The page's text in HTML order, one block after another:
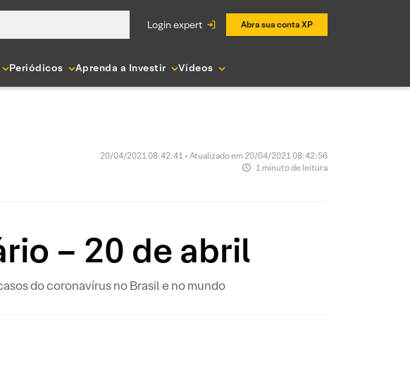
login expert Abra sua conta XP
Periódicos Aprenda a Investir Vídeos
20/04/2021 08:42:41 • Atualizado em 20/04/2021 08:42:56
1 minuto de leitura
– 20 de abril
do coronavírus no Brasil e no mundo